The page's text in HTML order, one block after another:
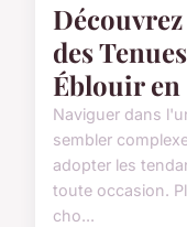
des
Éblouir en
Naviguer dans
sembler
adopter les
toute occasion.
cho...